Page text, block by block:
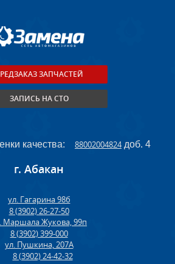
ЗАПЧАСТЕЙ
ЗАПИСЬ НА СТО
качества: 88002004824доб. 4
г. Абакан
ул. Гагарина 98б
8 (3902) 26-27-50
Маршала Жукова, 99п
8 (3902) 399-000
ул. Пушкина, 207А
8 (3902) 24-42-32